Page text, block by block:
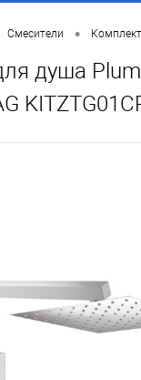
Смесители •
душа